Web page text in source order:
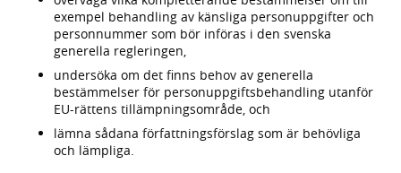
exempel behandling av känsliga personuppgifter och
personnummer som bör införas i den svenska
generella regleringen,
undersöka om det finns behov av generella
bestämmelser för personuppgiftsbehandling utanför
EU-rättens tillämpningsområde, och
lämna sådana författningsförslag som är behövliga
och lämpliga.